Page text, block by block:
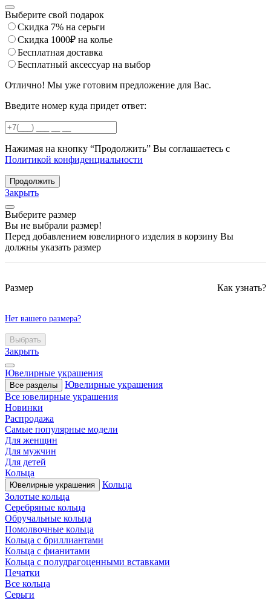
Выберите свой подарок
Скидка 7% на серьги
Скидка 1000₽ на колье
Бесплатная доставка
Бесплатный аксессуар на выбор
Отлично! Мы уже готовим предложение для Вас.
Введите номер куда придет ответ:
Нажимая на кнопку “Продолжить” Вы соглашаетесь с
Политикой конфиденциальности
Продолжить
Закрыть
Выберите размер
Вы не выбрали размер!
Перед добавлением ювелирного изделия в корзину Вы
должны указать размер
Размер Как узнать?
Нет вашего размера?
Выбрать
Закрыть
Ювелирные украшения
Все разделы
Ювелирные украшения
Все ювелирные украшения
Новинки
Распродажа
Самые популярные модели
Для женщин
Для мужчин
Для детей
Кольца
Ювелирные украшения
Кольца
Золотые кольца
Серебряные кольца
Обручальные кольца
Помолвочные кольца
Кольца с бриллиантами
Кольца с фианитами
Кольца с полудрагоценными вставками
Печатки
Все кольца
Серьги